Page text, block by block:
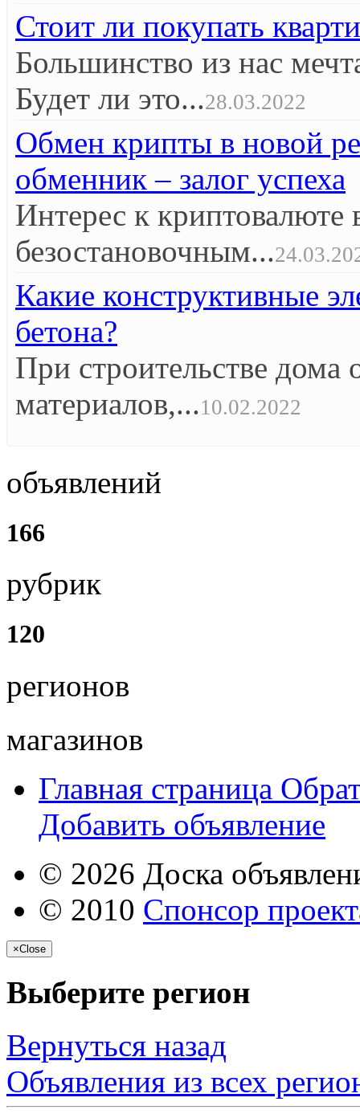
Стоит ли покупать
Большинство из нас
Будет ли это...28.03.2022
Обмен крипты в новой
обменник – залог успеха
Интерес к криптовалюте
безостановочным...
Какие конструктивные
бетона?
При строительстве
материалов,...10.02.2022
объявлений
166
рубрик
120
регионов
магазинов
Главная страница
Добавить объявление
© 2026 Доска
© 2010 Спонсор
×Close
Выберите регион
Вернуться назад
Объявления из всех